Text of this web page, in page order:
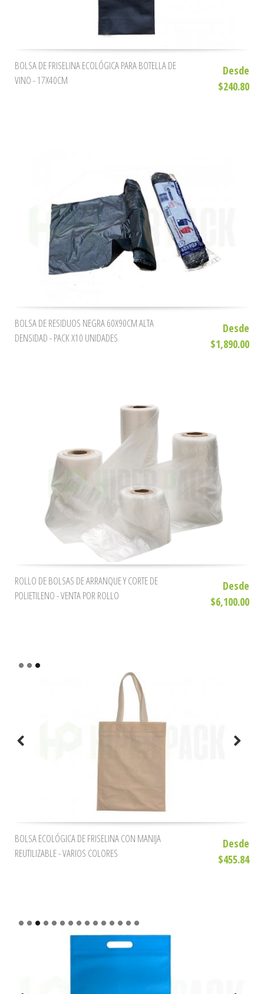
BOLSA DE FRISELINA ECOLÓGICA PARA BOTELLA DE
VINO - 17X40CM
Desde
$240.80
BOLSA DE RESIDUOS NEGRA 60X90CM ALTA
DENSIDAD - PACK X10 UNIDADES
Desde
$1,890.00
ROLLO DE BOLSAS DE ARRANQUE Y CORTE DE
POLIETILENO - VENTA POR ROLLO
Desde
$6,100.00
BOLSA ECOLÓGICA DE FRISELINA CON MANIJA
REUTILIZABLE - VARIOS COLORES
Desde
$455.84